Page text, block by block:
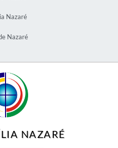
Nazaré
Nazaré
NAZARÉ